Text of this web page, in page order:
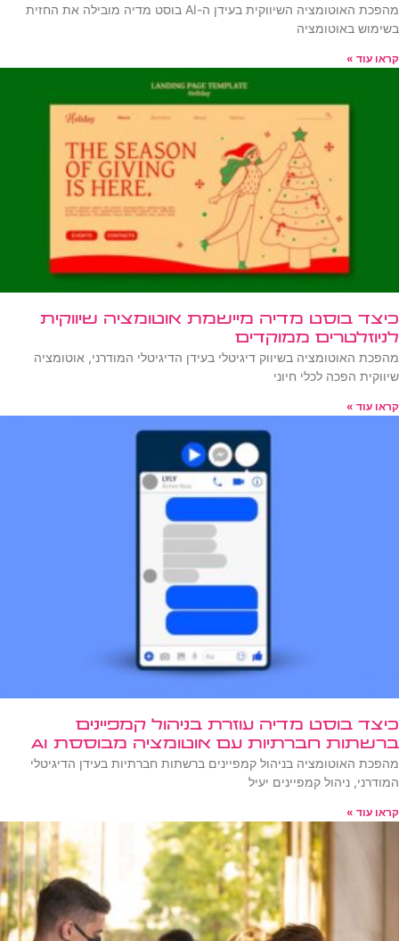
מהפכת האוטומציה השיווקית בעידן ה-AI בוסט מדיה מובילה את החזית
בשימוש באוטומציה
קראו עוד »
כיצד בוסט מדיה מיישמת אוטומציה שיווקית
לניוזלטרים ממוקדים
מהפכת האוטומציה בשיווק דיגיטלי בעידן הדיגיטלי המודרני, אוטומציה
שיווקית הפכה לכלי חיוני
קראו עוד »
כיצד בוסט מדיה עוזרת בניהול קמפיינים
ברשתות חברתיות עם אוטומציה מבוססת AI
מהפכת האוטומציה בניהול קמפיינים ברשתות חברתיות בעידן הדיגיטלי
המודרני, ניהול קמפיינים יעיל
קראו עוד »